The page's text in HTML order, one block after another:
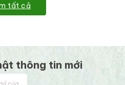
tất cả
thông tin mới